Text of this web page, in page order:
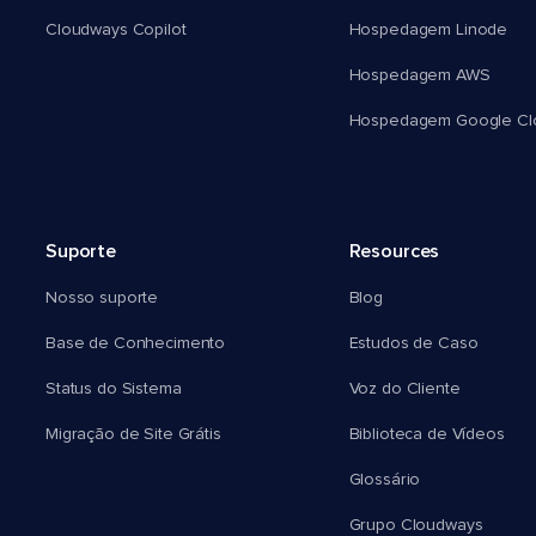
Cloudways Copilot Hospedagem Linode
Hospedagem AWS
Hospedagem Google
Suporte
Nosso suporte
Base de Conhecimento
Status do Sistema
Migração de Site Grátis
Resources
Blog
Estudos de Caso
Voz do Cliente
Biblioteca de Vídeos
Glossário
Grupo Cloudways